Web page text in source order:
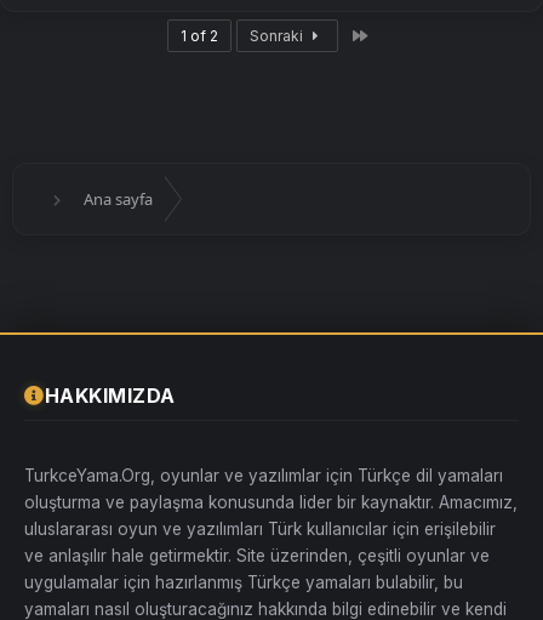
1 of 2 Sonraki Son
Ana sayfa
HAKKIMIZDA
TurkceYama.Org, oyunlar ve yazılımlar için Türkçe dil yamaları
oluşturma ve paylaşma konusunda lider bir kaynaktır. Amacımız,
uluslararası oyun ve yazılımları Türk kullanıcılar için erişilebilir
ve anlaşılır hale getirmektir. Site üzerinden, çeşitli oyunlar ve
uygulamalar için hazırlanmış Türkçe yamaları bulabilir, bu
yamaları nasıl oluşturacağınız hakkında bilgi edinebilir ve kendi